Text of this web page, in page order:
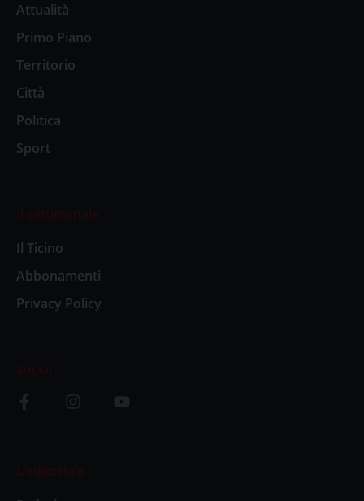
Attualità
Primo Piano
Territorio
Città
Politica
Sport
Il settimanale
Il Ticino
Abbonamenti
Privacy Policy
Social
L’editoriale